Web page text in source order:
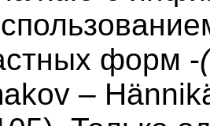
форм -
–